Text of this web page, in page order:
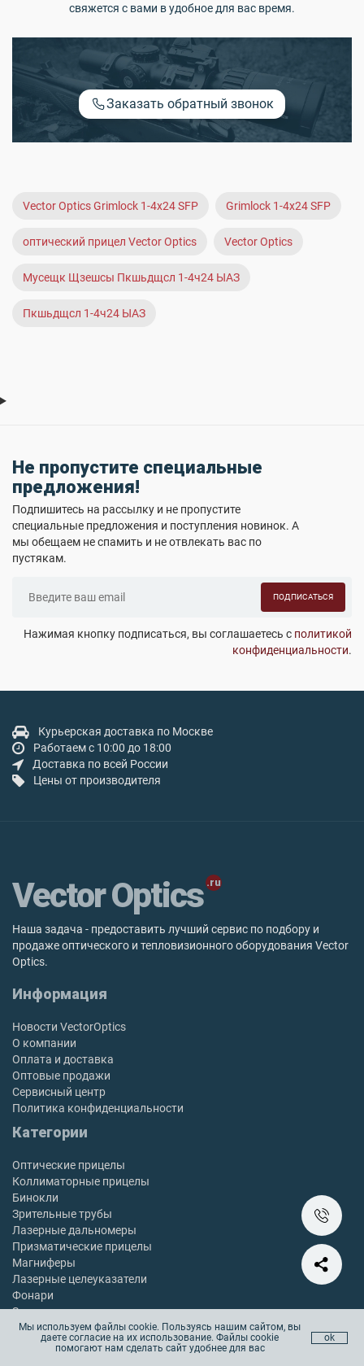
свяжется с вами в удобное для вас время.
Заказать обратный звонок
Vector Optics Grimlock 1-4x24 SFP Grimlock 1-4x24 SFP
оптический прицел Vector Optics Vector Optics
Мусещк Щзешсы Пкшьдщсл 1-4ч24 ЫАЗ
Пкшьдщсл 1-4ч24 ЫАЗ
Не пропустите специальные
предложения!
Подпишитесь на рассылку и не пропустите
специальные предложения и поступления новинок. А
мы обещаем не спамить и не отвлекать вас по
пустякам.
ПОДПИСАТЬСЯ
Нажимая кнопку подписаться, вы соглашаетесь с политикой
конфиденциальности.
Курьерская доставка по Москве
Работаем с 10:00 до 18:00
Доставка по всей России
Цены от производителя
Vector Optics
Наша задача - предоставить лучший сервис по подбору и
продаже оптического и тепловизионного оборудования Vector
Optics.
Информация
Новости VectorOptics
О компании
Оплата и доставка
Оптовые продажи
Сервисный центр
Политика конфиденциальности
Категории
Оптические прицелы
Коллиматорные прицелы
Бинокли
Зрительные трубы
Лазерные дальномеры
Призматические прицелы
Магниферы
Лазерные целеуказатели
Фонари
Защита оптики
Крепления
Чистка оружия
Мы используем файлы cookie. Пользуясь нашим сайтом, вы
даете согласие на их использование. Файлы cookie
помогают нам сделать сайт удобнее для вас
ok